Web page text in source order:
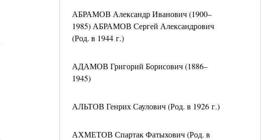
АБРАМОВ Александр Иванович (1900–
1985) АБРАМОВ Сергей Александрович
(Род. в 1944 г.)
АДАМОВ Григорий Борисович (1886–
1945)
АЛЬТОВ Генрих Саулович (Род. в 1926 г.)
АХМЕТОВ Спартак Фатыхович (Род. в